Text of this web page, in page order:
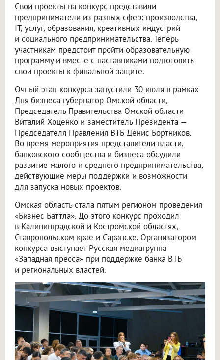
Свои проекты на конкурс представили
предприниматели из разных сфер: производства,
IT, услуг, образования, креативных индустрий
и социального предпринимательства. Теперь
участникам предстоит пройти образовательную
программу и вместе с наставниками подготовить
свои проекты к финальной защите.
Очный этап конкурса запустили 30 июля в рамках
Дня бизнеса губернатор Омской области,
Председатель Правительства Омской области
Виталий Хоценко и заместитель Президента —
Председателя Правления ВТБ Денис Бортников.
Во время мероприятия представители власти,
банковского сообщества и бизнеса обсудили
развитие малого и среднего предпринимательства,
действующие меры поддержки и возможности
для запуска новых проектов.
Омская область стала пятым регионом проведения
«Бизнес Баттла». До этого конкурс проходил
в Калининградской и Костромской областях,
Ставропольском крае и Саранске. Организатором
конкурса выступает Русская медиагруппа
«Западная пресса» при поддержке банка ВТБ
и региональных властей.